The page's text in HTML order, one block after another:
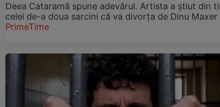
Deea Cataramă spune adevărul. Artista a știut din
celei de-a doua sarcini că va divorța de Dinu Maxer
PrimeTime